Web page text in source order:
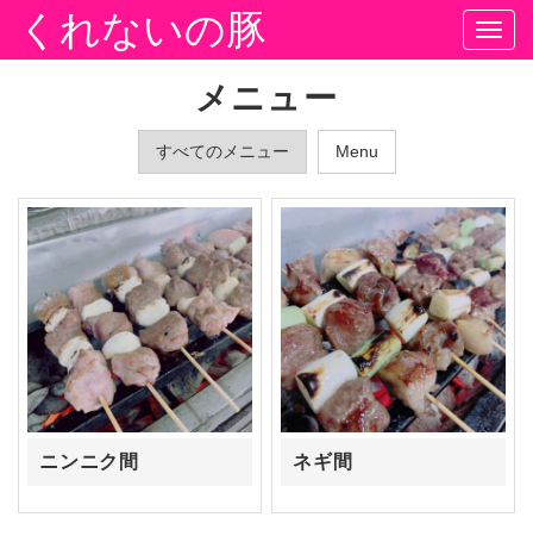
くれないの豚
メニュー
すべてのメニュー Menu
ニンニク間 ネギ間